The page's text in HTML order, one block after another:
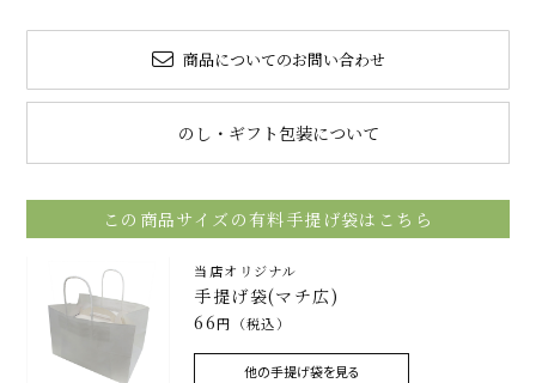
商品についてのお問い合わせ
のし・ギフト包装について
この商品サイズの有料手提げ袋はこちら
当店オリジナル
手提げ袋(マチ広)
66円（税込）
他の手提げ袋を見る